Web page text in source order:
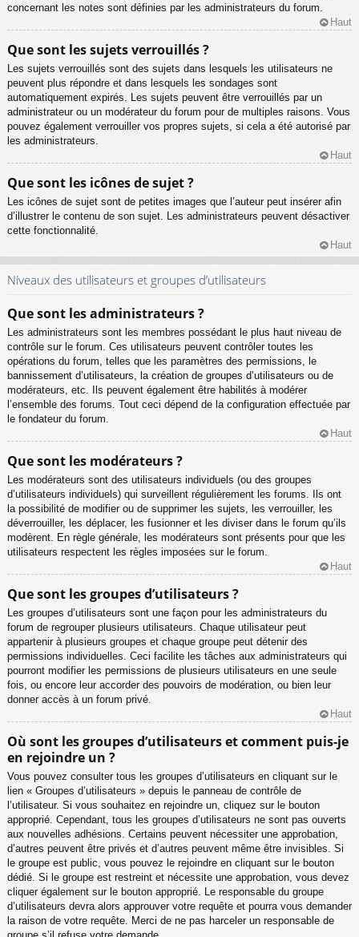
concernant les notes sont définies par les administrateurs du forum.
Haut
Que sont les sujets verrouillés ?
Les sujets verrouillés sont des sujets dans lesquels les utilisateurs ne
peuvent plus répondre et dans lesquels les sondages sont
automatiquement expirés. Les sujets peuvent être verrouillés par un
administrateur ou un modérateur du forum pour de multiples raisons. Vous
pouvez également verrouiller vos propres sujets, si cela a été autorisé par
les administrateurs.
Haut
Que sont les icônes de sujet ?
Les icônes de sujet sont de petites images que l’auteur peut insérer afin
d’illustrer le contenu de son sujet. Les administrateurs peuvent désactiver
cette fonctionnalité.
Haut
Niveaux des utilisateurs et groupes d’utilisateurs
Que sont les administrateurs ?
Les administrateurs sont les membres possédant le plus haut niveau de
contrôle sur le forum. Ces utilisateurs peuvent contrôler toutes les
opérations du forum, telles que les paramètres des permissions, le
bannissement d’utilisateurs, la création de groupes d’utilisateurs ou de
modérateurs, etc. Ils peuvent également être habilités à modérer
l’ensemble des forums. Tout ceci dépend de la configuration effectuée par
le fondateur du forum.
Haut
Que sont les modérateurs ?
Les modérateurs sont des utilisateurs individuels (ou des groupes
d’utilisateurs individuels) qui surveillent régulièrement les forums. Ils ont
la possibilité de modifier ou de supprimer les sujets, les verrouiller, les
déverrouiller, les déplacer, les fusionner et les diviser dans le forum qu’ils
modèrent. En règle générale, les modérateurs sont présents pour que les
utilisateurs respectent les règles imposées sur le forum.
Haut
Que sont les groupes d’utilisateurs ?
Les groupes d’utilisateurs sont une façon pour les administrateurs du
forum de regrouper plusieurs utilisateurs. Chaque utilisateur peut
appartenir à plusieurs groupes et chaque groupe peut détenir des
permissions individuelles. Ceci facilite les tâches aux administrateurs qui
pourront modifier les permissions de plusieurs utilisateurs en une seule
fois, ou encore leur accorder des pouvoirs de modération, ou bien leur
donner accès à un forum privé.
Haut
Où sont les groupes d’utilisateurs et comment puis-je
en rejoindre un ?
Vous pouvez consulter tous les groupes d’utilisateurs en cliquant sur le
lien « Groupes d’utilisateurs » depuis le panneau de contrôle de
l’utilisateur. Si vous souhaitez en rejoindre un, cliquez sur le bouton
approprié. Cependant, tous les groupes d’utilisateurs ne sont pas ouverts
aux nouvelles adhésions. Certains peuvent nécessiter une approbation,
d’autres peuvent être privés et d’autres peuvent même être invisibles. Si
le groupe est public, vous pouvez le rejoindre en cliquant sur le bouton
dédié. Si le groupe est restreint et nécessite une approbation, vous devez
cliquer également sur le bouton approprié. Le responsable du groupe
d’utilisateurs devra alors approuver votre requête et pourra vous demander
la raison de votre requête. Merci de ne pas harceler un responsable de